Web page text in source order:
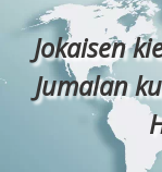
Jokaisen
Jumalan